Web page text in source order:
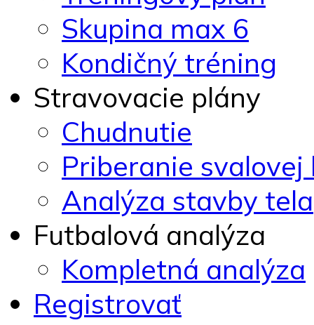
Skupina max 6
Kondičný tréning
Stravovacie plány
Chudnutie
Priberanie
Analýza stavby tela
Futbalová analýza
Kompletná analýza
Registrovať